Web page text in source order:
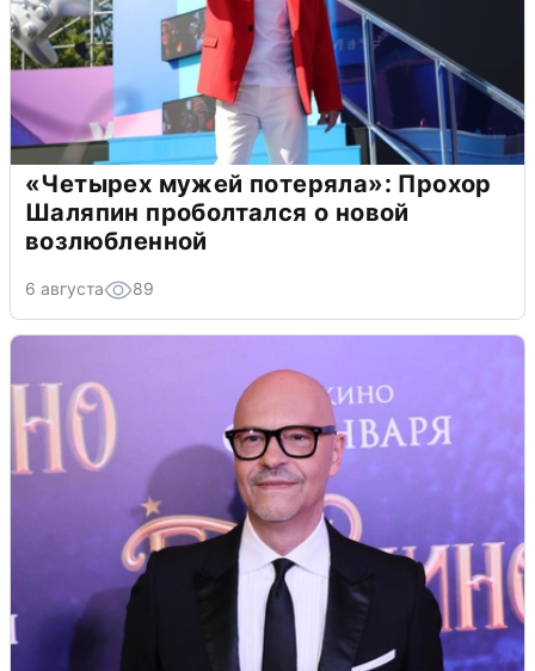
«Четырех мужей потеряла»: Прохор
Шаляпин проболтался о новой
возлюбленной
6 августа 89